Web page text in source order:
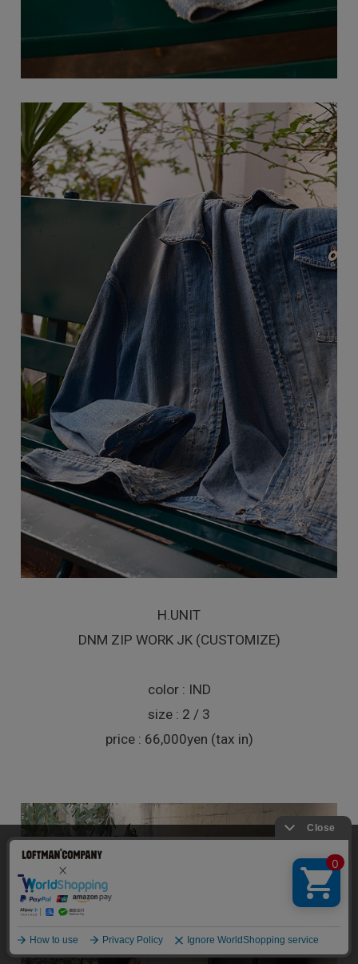
H.UNIT
DNM ZIP WORK JK (CUSTOMIZE)
color : IND
size : 2 / 3
price : 66,000yen (tax in)
当サイトでは利用体験の向上およびコンテンツの最適な提供、ト
ラフィックの分析を目的としてCookieを使用しています。
サイトの閲覧を継続された場合、Cookieの利用に同意したことも
のといたします。
詳細については
承諾する